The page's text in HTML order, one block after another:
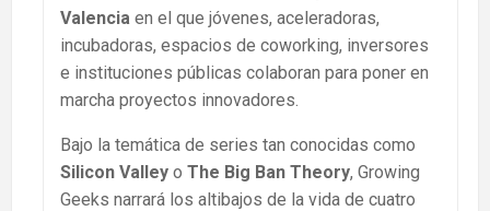
Valencia en el que jóvenes, aceleradoras,
incubadoras, espacios de coworking, inversores
e instituciones públicas colaboran para poner en
marcha proyectos innovadores.
Bajo la temática de series tan conocidas como
Silicon Valley o The Big Ban Theory, Growing
Geeks narrará los altibajos de la vida de cuatro